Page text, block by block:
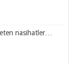
nasihatler…